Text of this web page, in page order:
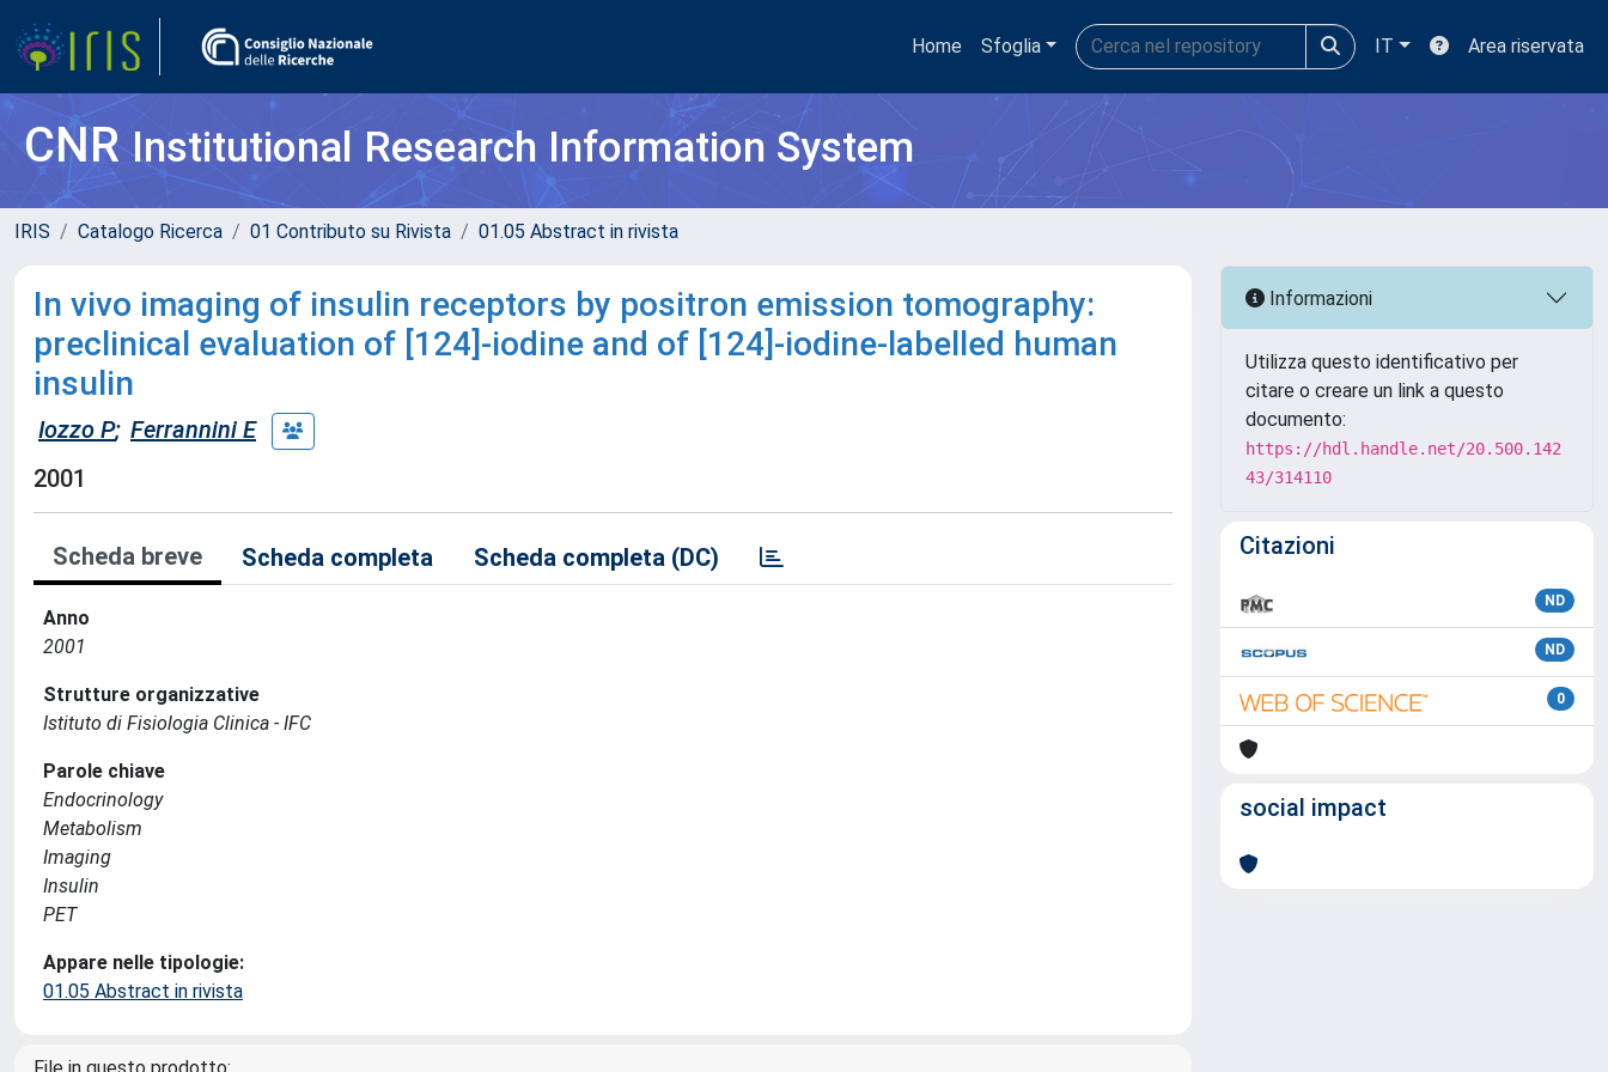
Home Sfoglia IT Area riservata
CNRInstitutional Research Information System
IRIS Catalogo Ricerca 01 Contributo su Rivista 01.05 Abstract in rivista
In vivo imaging of insulin receptors by positron emission tomography:
preclinical evaluation of [124]-iodine and of [124]-iodine-labelled human
insulin
Iozzo P; Ferrannini E
2001
Scheda breve Scheda completa Scheda completa (DC)
Anno
2001
Strutture organizzative
Istituto di Fisiologia Clinica - IFC
Parole chiave
Endocrinology
Metabolism
Imaging
Insulin
PET
Appare nelle tipologie:
01.05 Abstract in rivista
Informazioni
Utilizza questo identificativo per
citare o creare un link a questo
documento:
https://hdl.handle.net/20.500.142
43/314110
Citazioni
ND
ND
0
social impact